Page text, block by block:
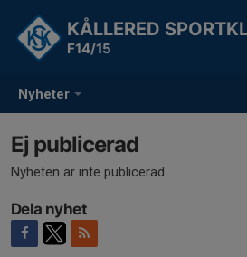
Nyheter
KÅLLERED
F14/15
Ej publicerad
Nyheten är inte publicerad
Dela nyhet